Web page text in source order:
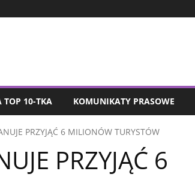
TOP 10-TKA KOMUNIKATY PRASOWE
PRZYJĄĆ 6 MILIONÓW TURYSTÓW
PRZYJĄĆ 6